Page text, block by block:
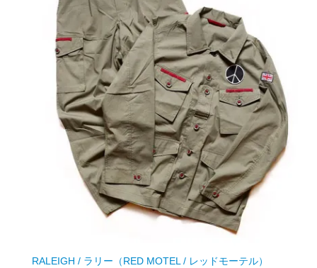
RALEIGH / ラリー（RED MOTEL / レッドモーテル）